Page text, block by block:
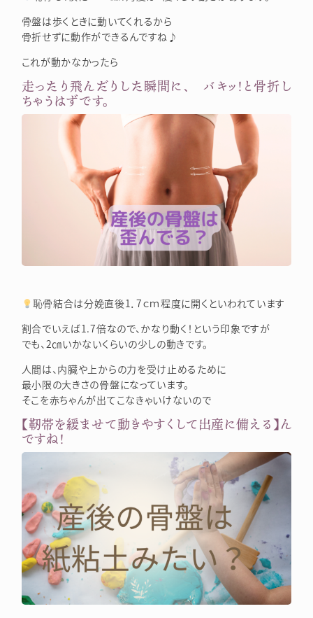
骨盤は歩くときに動いてくれるから
骨折せずに動作ができるんですね♪
これが動かなかったら
走ったり飛んだりした瞬間に、 バキッ！と骨折し
ちゃうはずです。
恥骨結合は分娩直後1．7ｃｍ程度に開くといわれています
割合でいえば1.7倍なので、かなり動く！という印象ですが
でも、2㎝いかないくらいの少しの動きです。
人間は、内臓や上からの力を受け止めるために
最小限の大きさの骨盤になっています。
そこを赤ちゃんが出てこなきゃいけないので
【靭帯を緩ませて動きやすくして出産に備える】ん
ですね！